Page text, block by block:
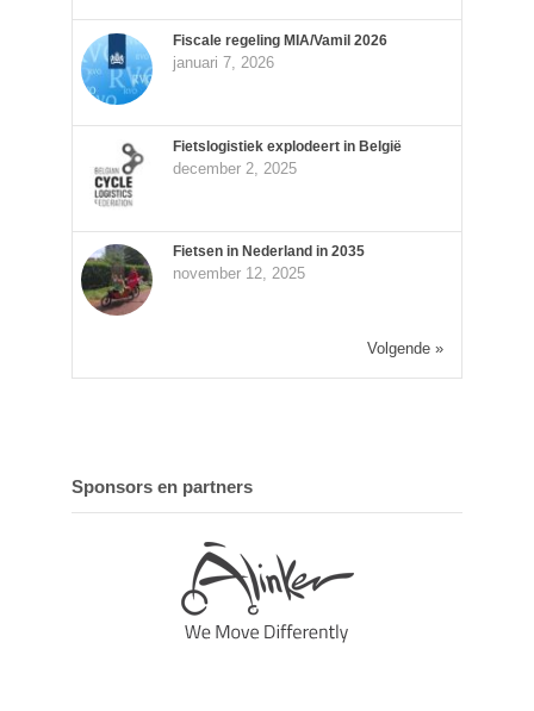
Fiscale regeling MIA/Vamil 2026
januari 7, 2026
Fietslogistiek explodeert in België
december 2, 2025
Fietsen in Nederland in 2035
november 12, 2025
Volgende »
Sponsors en partners